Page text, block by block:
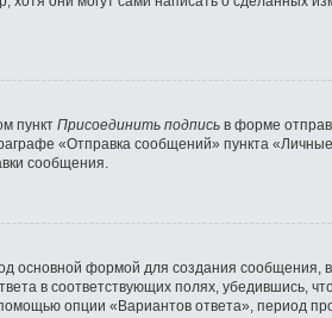
пункт Присоединить подпись в форме
«Отправка сообщений» пункта
сообщения.
основной формой для создания сообщения,
в соответствующих полях, убедившись,
опции «Вариантов ответа», период